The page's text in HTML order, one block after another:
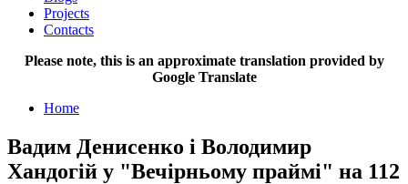
Projects
Contacts
Please note, this is an approximate translation provided by
Google Translate
Home
Вадим Денисенко і Володимир
Хандогій у "Вечірньому праймі" на 112